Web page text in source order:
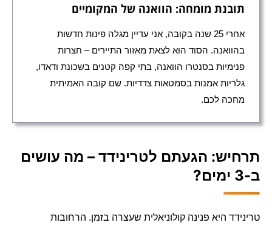
תובנת מומחה: הוואנה של המקומיים
אחרי 25 שנה בקובה, אני עדיין מגלה פינות חדשות
בהוואנה. הסוד הוא לצאת מאזור התיירים – חצרות
פנימיות בסנטרו הוואנה, בתי קפה קטנים בשכונת ודאדו,
גלריות אמנות בסמטאות צדדיות. שם קובה האמיתית
מחכה לכם.
תרחיש: הגעתם לטרינידד – מה עושים
ב-3 ימים?
טרינידד היא פנינה קולוניאלית שעצרה בזמן. הרחובות